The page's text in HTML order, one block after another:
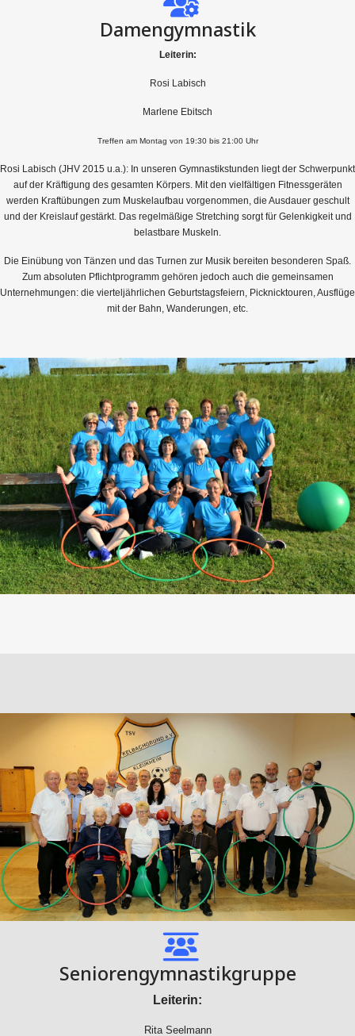
Damengymnastik
Leiterin:
Rosi Labisch
Marlene Ebitsch
Treffen am Montag von 19:30 bis 21:00 Uhr
Rosi Labisch (JHV 2015 u.a.): In unseren Gymnastikstunden liegt der Schwerpunkt
auf der Kräftigung des gesamten Körpers. Mit den vielfältigen Fitnessgeräten
werden Kraftübungen zum Muskelaufbau vorgenommen, die Ausdauer geschult
und der Kreislauf gestärkt. Das regelmäßige Stretching sorgt für Gelenkigkeit und
belastbare Muskeln.
Die Einübung von Tänzen und das Turnen zur Musik bereiten besonderen Spaß.
Zum absoluten Pflichtprogramm gehören jedoch auch die gemeinsamen
Unternehmungen: die vierteljährlichen Geburtstagsfeiern, Picknicktouren, Ausflüge
mit der Bahn, Wanderungen, etc.
Seniorengymnastikgruppe
Leiterin:
Rita Seelmann